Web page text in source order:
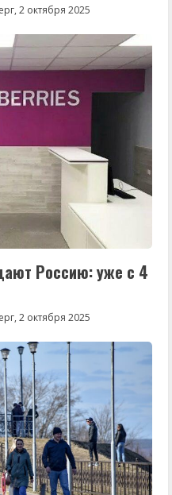
2 октября 2025
Россию: уже с 4
2 октября 2025